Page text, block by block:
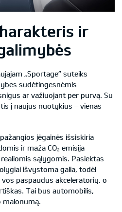
ir
„Sportage“ suteiks
sudėtingesnėmis
ar važiuojant per purvą. Su
į naujus nuotykius – vienas
jėgainės išsiskiria
ir maža CO₂ emisija
sąlygomis. Pasiektas
išvystoma galia, todėl
paspaudus akceleratorių, o
Tai bus automobilis,
malonumą.